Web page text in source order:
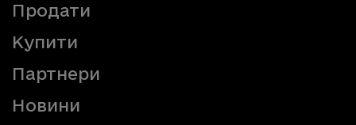
Продати
Купити
Партнери
Новини